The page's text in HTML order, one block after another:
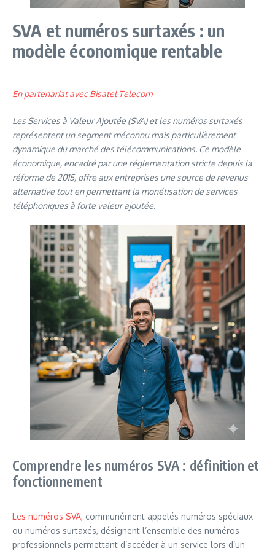
SVA et numéros surtaxés : un
modèle économique rentable
En partenariat avec Bisatel Telecom
Les Services à Valeur Ajoutée (SVA) et les numéros surtaxés
représentent un segment méconnu mais particulièrement
dynamique du marché des télécommunications. Ce modèle
économique, encadré par une réglementation stricte depuis la
réforme de 2015, offre aux entreprises une source de revenus
alternative tout en permettant la monétisation de services
téléphoniques à forte valeur ajoutée.
Comprendre les numéros SVA : définition et
fonctionnement
Les numéros SVA, communément appelés numéros spéciaux
ou numéros surtaxés, désignent l’ensemble des numéros
professionnels permettant d’accéder à un service lors d’un